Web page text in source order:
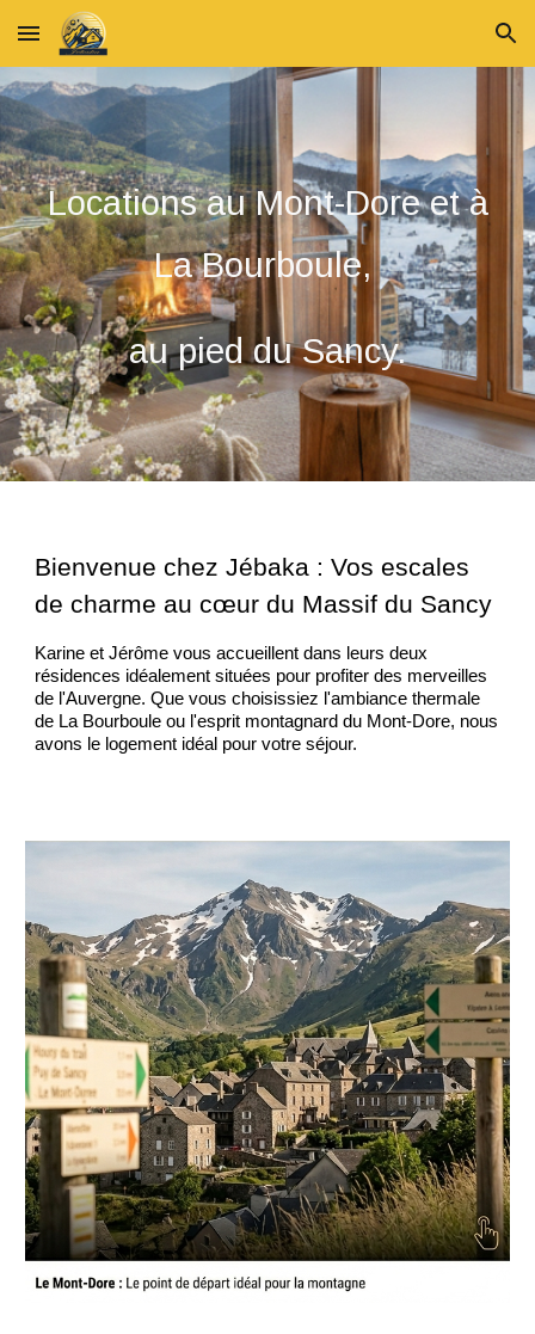
Skip to main content Skip to navigation
Locations au Mont-Dore et à
La Bourboule,
au pied du Sancy.
Bienvenue chez Jébaka : Vos escales
de charme au cœur du Massif du Sancy
Karine et Jérôme vous accueillent dans leurs deux
résidences idéalement situées pour profiter des merveilles
de l'Auvergne. Que vous choisissiez l'ambiance thermale
de La Bourboule ou l'esprit montagnard du Mont-Dore, nous
avons le logement idéal pour votre séjour.